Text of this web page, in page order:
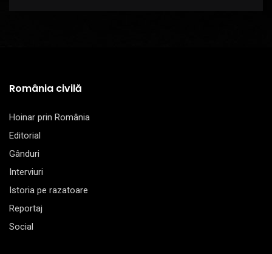
România civilă
Hoinar prin România
Editorial
Gânduri
Interviuri
Istoria pe razatoare
Reportaj
Social